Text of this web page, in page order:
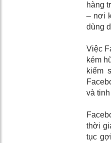
hàng
– nơi
dùng
Việc
kém
kiểm
và
thời
tục